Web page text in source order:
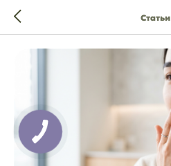
Статьи